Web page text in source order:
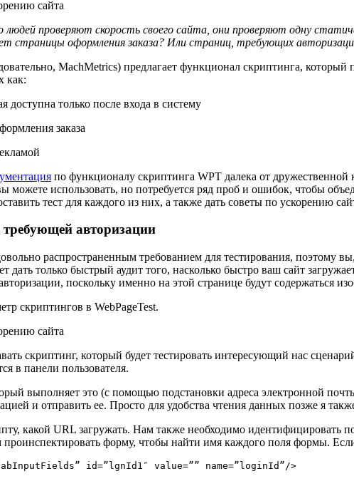
людей проверяют скорость своего сайта, они проверяют одну
страницы оформления заказа? Или страниц, требующих
MachMetrics) предлагает функционал скриптинга,
как:
доступна только после входа в систему
заказа
по функционалу скриптинга WPT далека от
использовать, но потребуется ряд проб и ошибок, чтобы
тест для каждого из них, а также дать советы по ускорению
авторизации
распространенным требованием для тестирования, поэтому
дать только быстрый аудит того, насколько быстро ваш сайт
поскольку именно на этой странице будут содержаться
скриптингов в WebPageTest.
скриптинг, который будет тестировать интересующий нас
в панели пользователя.
выполняет это (с помощью подстановки адреса электронной
и отправить ее. Просто для удобства чтения данных позже я
какой URL загружать. Нам также необходимо идентифицировать
форму, чтобы найти имя каждого поля формы.
id=”lgnId1″ value=”” name=”loginId”/>